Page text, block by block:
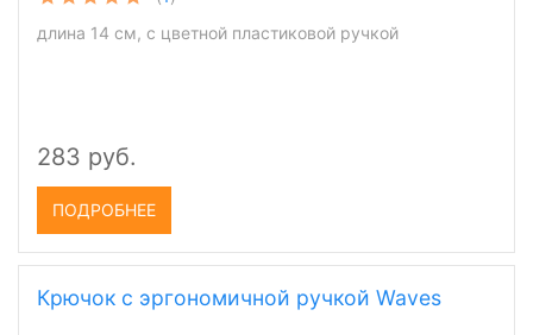
длина 14 см, с цветной пластиковой ручкой
283 руб.
ПОДРОБНЕЕ
Крючок с эргономичной ручкой Waves